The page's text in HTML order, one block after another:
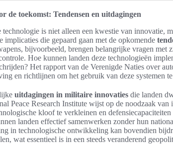
de toekomst: Tendensen en uitdagingen
is niet alleen een kwestie van innovatie,
implicaties die gepaard gaan met de opkomende
bijvoorbeeld, brengen belangrijke vragen met
Hoe kunnen landen deze technologieën
Het rapport van de Verenigde Naties over
en richtlijnen om het gebruik van deze systemen
uitdagingen in militaire innovaties die landen
Peace Research Institute wijst op de noodzaak van
kloof te verkleinen en
landen effectief samenwerken zonder hun
in technologische ontwikkeling kan bovendien
wat essentieel is in een steeds veranderend